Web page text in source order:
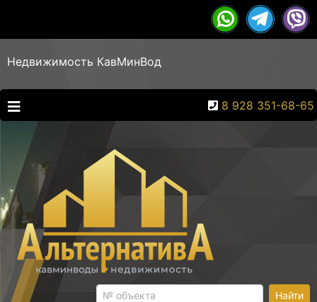
Недвижимость КавМинВод
8 928 351-68-65
Найти